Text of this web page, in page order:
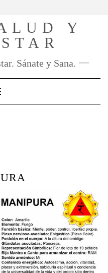
YOU
TUBE
Y
Sánate y Sana.
Navigation